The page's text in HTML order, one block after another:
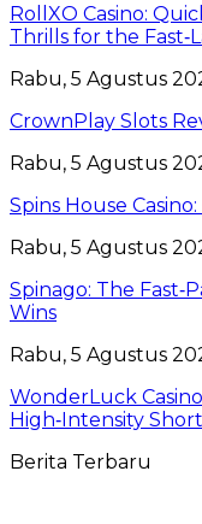
RollXO Casino:
Thrills for the
Rabu, 5 Agustus
CrownPlay Slots
Rabu, 5 Agustus
Spins House
Rabu, 5 Agustus
Spinago: The
Wins
Rabu, 5 Agustus
WonderLuck
High‑Intensity
Berita Terbaru